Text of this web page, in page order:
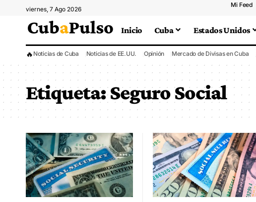
viernes, 7 Ago 2026
Mi Feed
Inicio Cuba Estados Unidos
🔥 Noticias de Cuba Noticias de EE.UU. Opinión Mercado de Divisas en Cuba
Etiqueta:Seguro Social